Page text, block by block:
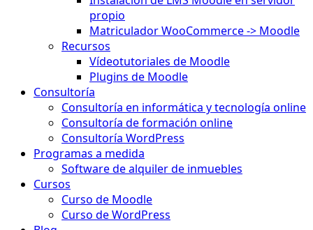
propio
Matriculador WooCommerce -> Moodle
Recursos
Vídeotutoriales de Moodle
Plugins de Moodle
Consultoría
Consultoría en informática y tecnología online
Consultoría de formación online
Consultoría WordPress
Programas a medida
Software de alquiler de inmuebles
Cursos
Curso de Moodle
Curso de WordPress